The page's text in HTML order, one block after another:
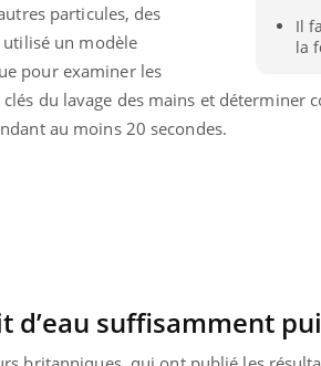
Il
la
particules, des
utilisé un modèle
pour examiner les
clés du lavage des mains et déterminer
au moins 20 secondes.
d’eau suffisamment